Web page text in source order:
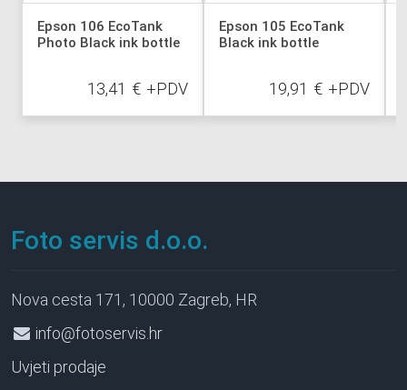
Epson 106 EcoTank
Photo Black ink bottle
13,41 € +PDV
Epson 105 EcoTank
Black ink bottle
19,91 € +PDV
Foto servis d.o.o.
Nova cesta 171, 10000 Zagreb, HR
info@fotoservis.hr
Uvjeti prodaje